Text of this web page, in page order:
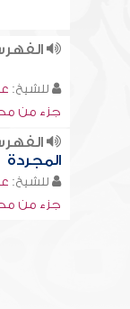
للشيخ:
جزء من
المجردة
للشيخ:
جزء من